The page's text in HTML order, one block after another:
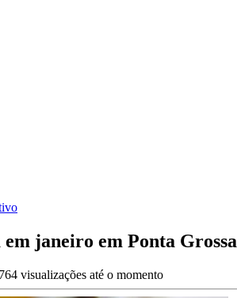
janeiro em Ponta Grossa
visualizações até o momento